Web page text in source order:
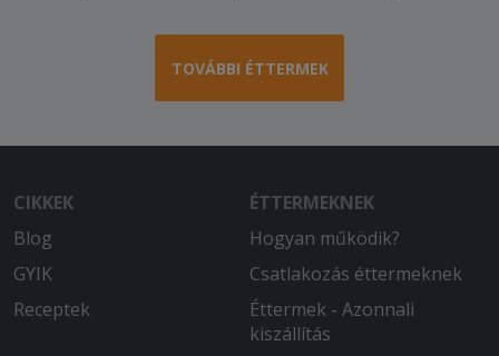
TOVÁBBI ÉTTERMEK
CIKKEK
Blog
GYIK
Receptek
ÉTTERMEKNEK
Hogyan működik?
Csatlakozás éttermeknek
Éttermek - Azonnali
kiszállítás